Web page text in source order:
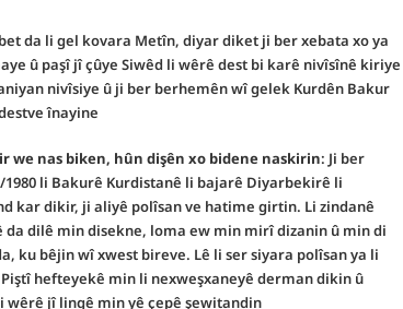
da li gel kovara Metîn, diyar diket ji ber xebata xo ya
û paşî jî çûye Siwêd li wêrê dest bi karê nivîsînê kiriye
nivîsiye û ji ber berhemên wî gelek Kurdên Bakur
înayine.
we nas biken, hûn dişên xo bidene naskirin:Ji ber
li Bakurê Kurdistanê li bajarê Diyarbekirê li
kar dikir, ji aliyê polîsan ve hatime girtin. Li zindanê
dilê min disekne, loma ew min mirî dizanin û min di
ku bêjin wî xwest bireve. Lê li ser siyara polîsan ya li
hefteyekê min li nexweşxaneyê derman dikin û